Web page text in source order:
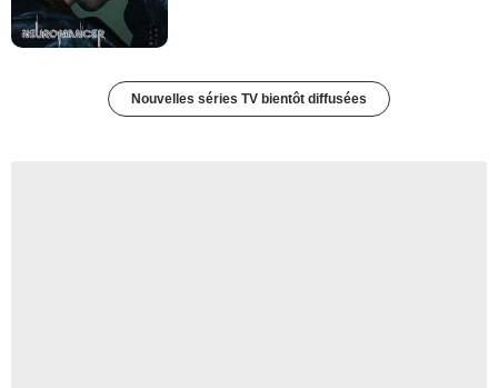
Nouvelles séries TV bientôt diffusées